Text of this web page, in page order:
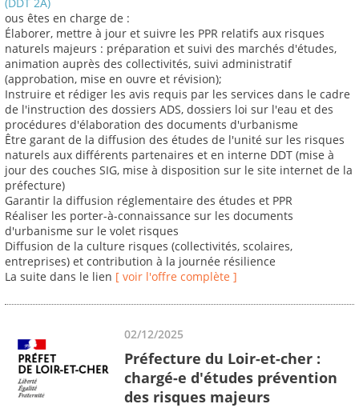
ous êtes en charge de :
Élaborer, mettre à jour et suivre les PPR relatifs aux risques
naturels majeurs : préparation et suivi des marchés d'études,
animation auprès des collectivités, suivi administratif
(approbation, mise en ouvre et révision);
Instruire et rédiger les avis requis par les services dans le cadre
de l'instruction des dossiers ADS, dossiers loi sur l'eau et des
procédures d'élaboration des documents d'urbanisme
Être garant de la diffusion des études de l'unité sur les risques
naturels aux différents partenaires et en interne DDT (mise à
jour des couches SIG, mise à disposition sur le site internet de la
préfecture)
Garantir la diffusion réglementaire des études et PPR
Réaliser les porter-à-connaissance sur les documents
d'urbanisme sur le volet risques
Diffusion de la culture risques (collectivités, scolaires,
entreprises) et contribution à la journée résilience
La suite dans le lien [ voir l'offre complète ]
02/12/2025
Préfecture du Loir-et-cher :
chargé-e d'études prévention
des risques majeurs